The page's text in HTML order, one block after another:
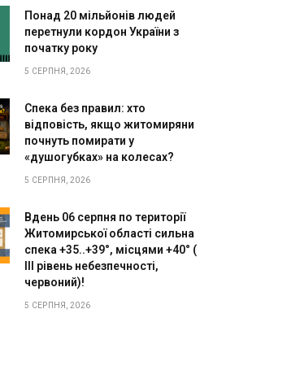
Понад 20 мільйонів людей
перетнули кордон України з
початку року
5 СЕРПНЯ, 2026
Спека без правил: хто
відповість, якщо житомиряни
почнуть помирати у
«душогубках» на колесах?
5 СЕРПНЯ, 2026
Вдень 06 серпня по території
Житомирської області сильна
спека +35..+39°, місцями +40° (
III рівень небезпечності,
червоний)!
5 СЕРПНЯ, 2026